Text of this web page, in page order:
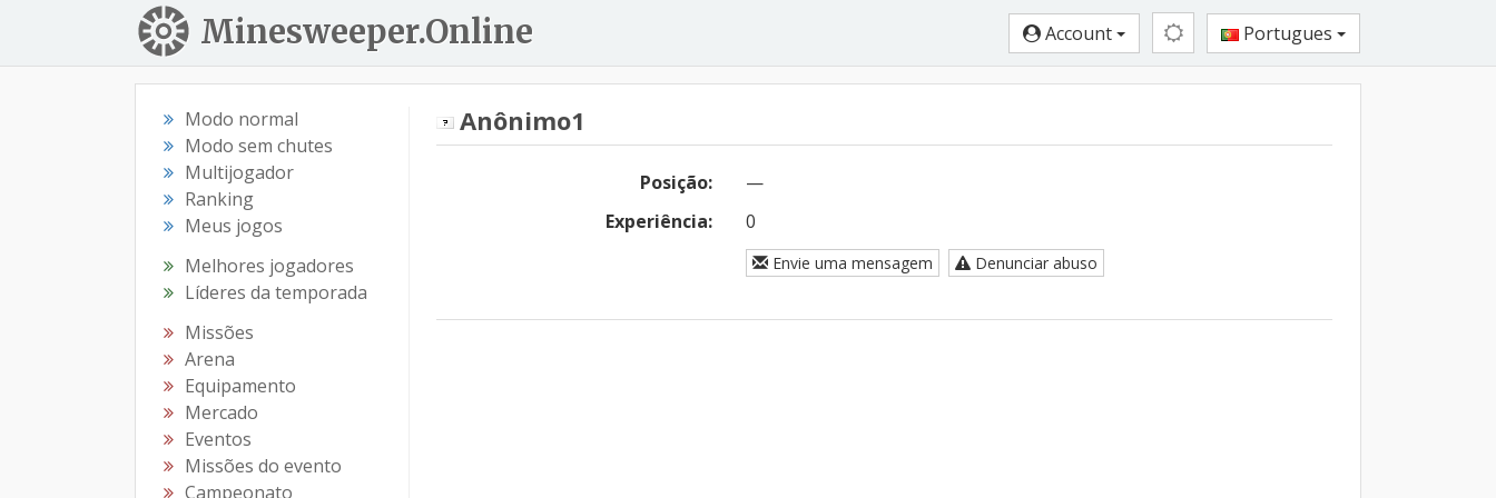
Minesweeper.Online Account Portugues
Modo normal
Modo sem chutes
Multijogador
Ranking
Meus jogos
Melhores jogadores
Líderes da temporada
Missões
Arena
Equipamento
Mercado
Eventos
Missões do evento
Campeonato
Anônimo1
Posição:
—
Experiência:
0
Envie uma mensagem Denunciar abuso